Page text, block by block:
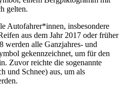
gelten.
Autofahrer*innen, insbesondere
aus dem Jahr 2017 oder früher
werden alle Ganzjahres- und
gekennzeichnet, um für den
Zuvor reichte die sogenannte
und Schnee) aus, um als